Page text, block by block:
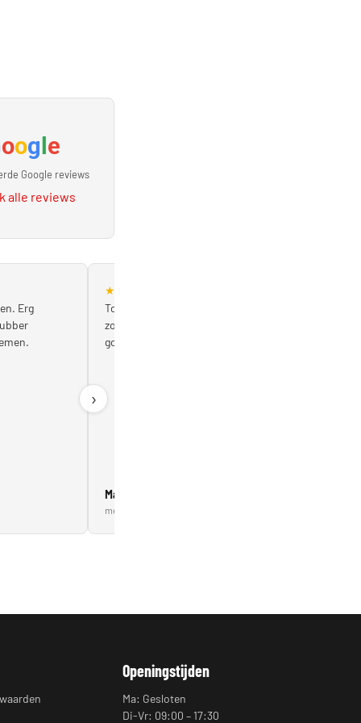
oog e
Google reviews
alle reviews
Erg
★
Topservice! Band en lager direct vervangen,
zonder afspraak. Erg vriendelijke mensen en
goed advies. Een aanrader!
Marcin Gadzała
mei 2026 – Google
›
Openingstijden
Ma: Gesloten
Di-Vr: 09:00 – 17:30